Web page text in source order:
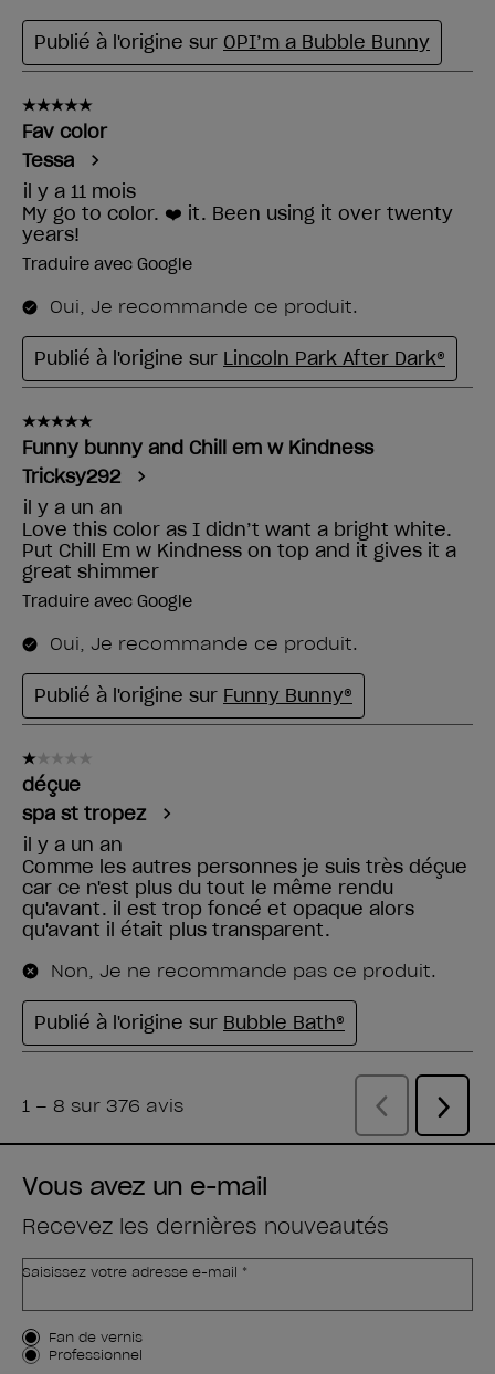
Vous avez un e-mail
Recevez les dernières nouveautés
Saisissez votre adresse e-mail *
Type de client
Fan de vernis
Professionnel